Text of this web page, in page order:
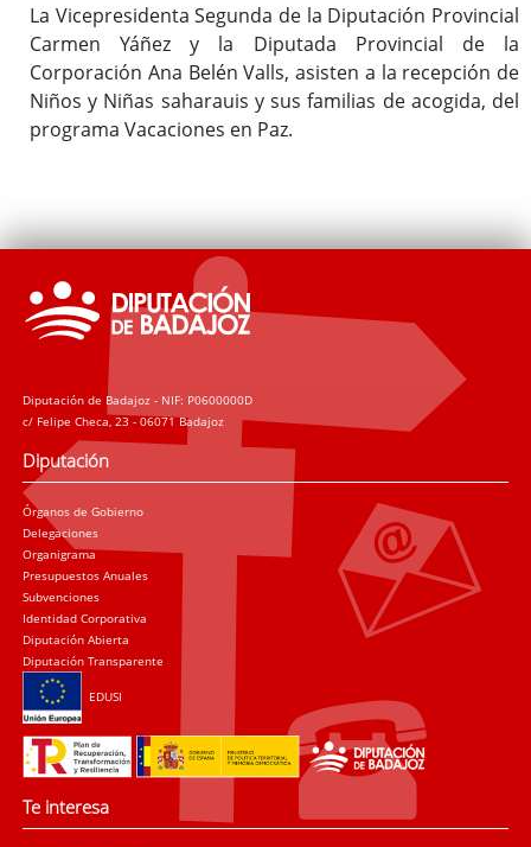
La Vicepresidenta Segunda de la Diputación Provincial
Carmen Yáñez y la Diputada Provincial de la
Corporación Ana Belén Valls, asisten a la recepción de
Niños y Niñas saharauis y sus familias de acogida, del
programa Vacaciones en Paz.
Diputación de Badajoz - NIF: P0600000D
c/ Felipe Checa, 23 - 06071 Badajoz
Diputación
Órganos de Gobierno
Delegaciones
Organigrama
Presupuestos Anuales
Subvenciones
Identidad Corporativa
Diputación Abierta
Diputación Transparente
EDUSI
Te interesa